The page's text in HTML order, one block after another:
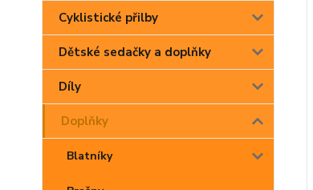
Cyklistické přilby
Dětské sedačky a doplňky
Díly
Doplňky
Blatníky